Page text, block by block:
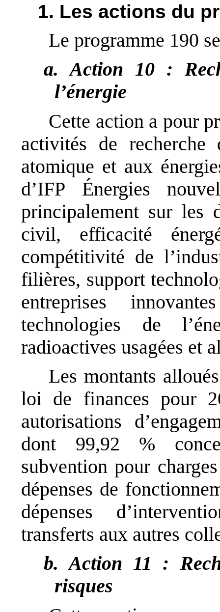
1. Les actions du
Le programme 190
a. Action 10 :
l’énergie
Cette action a pour
activités de recherche
atomique et aux
d’IFP Énergies
principalement sur les
civil, efficacité
compétitivité de
filières, support
entreprises
technologies de
radioactives usagées et
Les montants
loi de finances pour
autorisations
dont 99,92 %
subvention pour
dépenses de
dépenses
transferts aux autres
b. Action 11 :
risques